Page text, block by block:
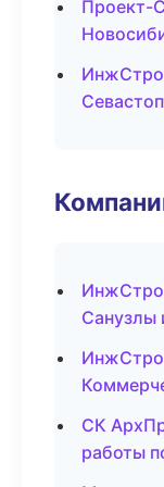
Проект-
Санузлы
СК
работы